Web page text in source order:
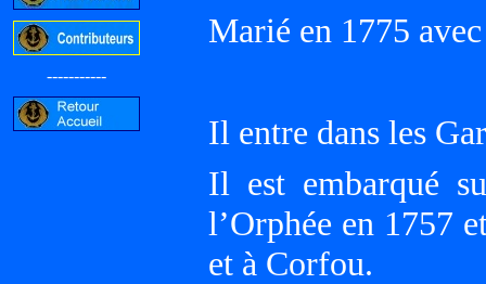
-----------
Marié en 1775
Il entre dans les
Il est embarqué
l’Orphée en 1757
et à Corfou.